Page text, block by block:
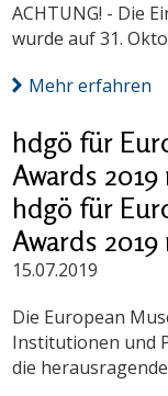
ACHTUNG! - Die
wurde auf 31.
Mehr erfahren
hdgö für
Awards
hdgö für
Awards
15.07.2019
Die European
Institutionen und
die